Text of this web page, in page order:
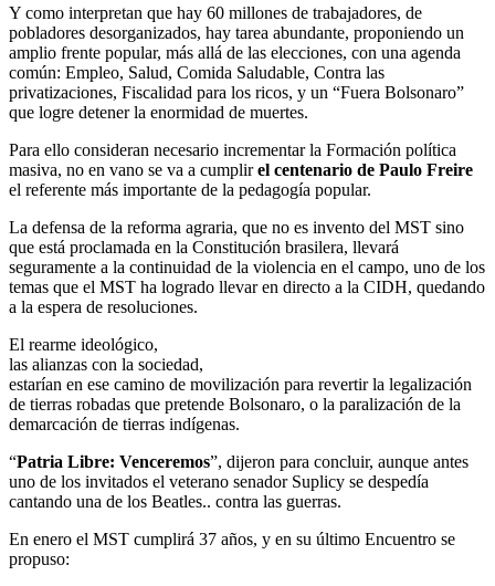
Y como interpretan que hay 60 millones de trabajadores, de
pobladores desorganizados, hay tarea abundante, proponiendo un
amplio frente popular, más allá de las elecciones, con una agenda
común: Empleo, Salud, Comida Saludable, Contra las
privatizaciones, Fiscalidad para los ricos, y un “Fuera Bolsonaro”
que logre detener la enormidad de muertes.
Para ello consideran necesario incrementar la Formación política
masiva, no en vano se va a cumplirel centenario de Paulo Freire
el referente más importante de la pedagogía popular.
La defensa de la reforma agraria, que no es invento del MST sino
que está proclamada en la Constitución brasilera, llevará
seguramente a la continuidad de la violencia en el campo, uno de los
temas que el MST ha logrado llevar en directo a la CIDH, quedando
a la espera de resoluciones.
El rearme ideológico,
las alianzas con la sociedad,
estarían en ese camino de movilización para revertir la legalización
de tierras robadas que pretende Bolsonaro, o la paralización de la
demarcación de tierras indígenas.
“Patria Libre: Venceremos”, dijeron para concluir, aunque antes
uno de los invitados el veterano senador Suplicy se despedía
cantando una de los Beatles.. contra las guerras.
En enero el MST cumplirá 37 años, y en su último Encuentro se
propuso: